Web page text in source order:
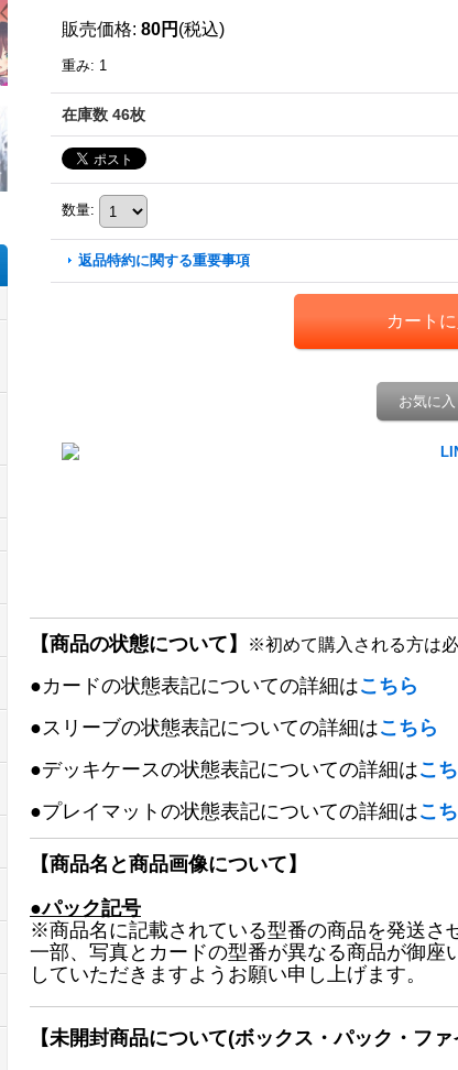
販売価格: 80円 (税込)
重み: 1
在庫数 46枚
数量:
返品特約に関する重要事項
お気に
【商品の状態について】 ※初めて購入される方は必
●カードの状態表記についての詳細はこちら
●スリーブの状態表記についての詳細はこちら
●デッキケースの状態表記についての詳細はこ
●プレイマットの状態表記についての詳細はこ
【商品名と商品画像について】
●パック記号
※商品名に記載されている型番の商品を発送さ
一部、写真とカードの型番が異なる商品が御
していただきますようお願い申し上げます。
【未開封商品について(ボックス・パック・フ